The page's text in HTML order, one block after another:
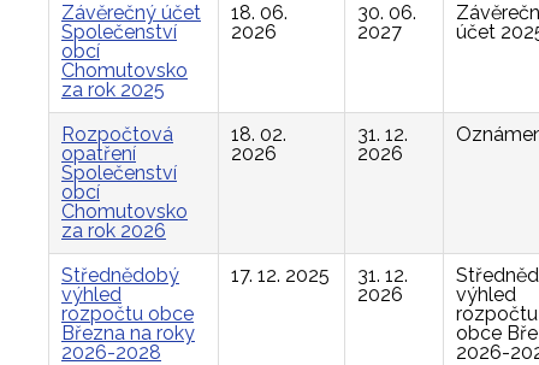
Závěrečný účet
Společenství
obcí
Chomutovsko
za rok 2025
18. 06.
2026
30. 06.
2027
účet
Rozpočtová
opatření
Společenství
obcí
Chomutovsko
za rok 2026
18. 02.
2026
31. 12.
2026
Střednědobý
výhled
rozpočtu obce
Března na roky
2026-2028
17. 12. 2025
31. 12.
2026
výhled
rozpočtu
obce
2026-